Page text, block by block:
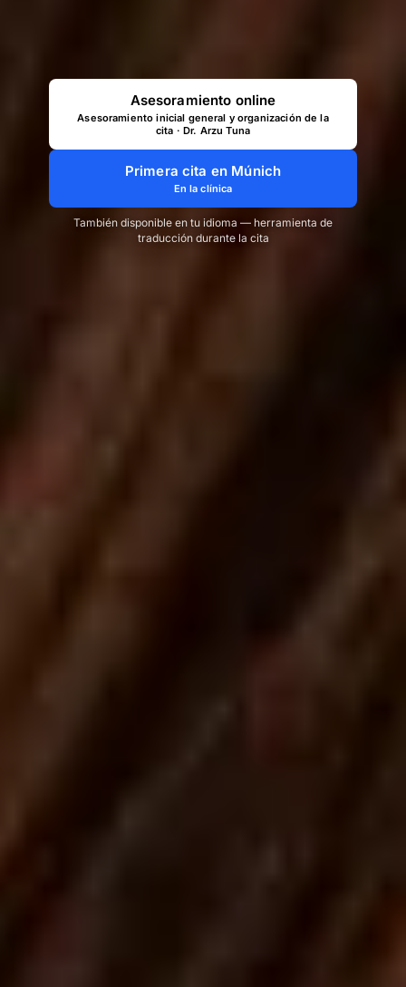
Asesoramiento online
Asesoramiento inicial general y organización de la
cita · Dr. Arzu Tuna
Primera cita en Múnich
En la clínica
También disponible en tu idioma — herramienta de
traducción durante la cita